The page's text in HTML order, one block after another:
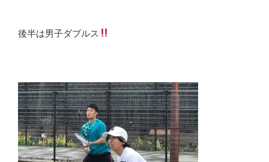
後半は男子ダブルス